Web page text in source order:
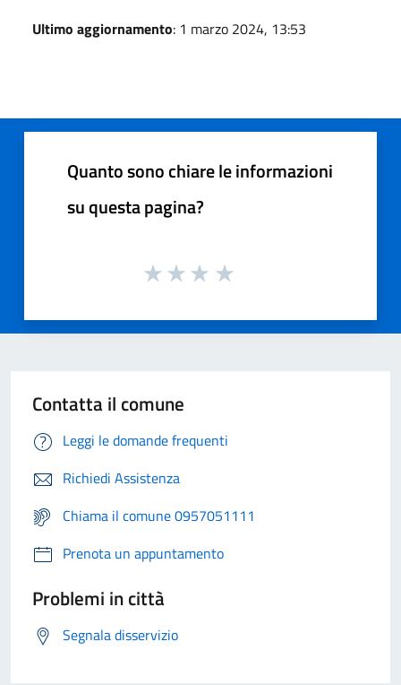
Ultimo aggiornamento: 1 marzo 2024, 13:53
Quanto sono chiare le informazioni
su questa pagina?
Contatta il comune
Leggi le domande frequenti
Richiedi Assistenza
Chiama il comune 0957051111
Prenota un appuntamento
Problemi in città
Segnala disservizio